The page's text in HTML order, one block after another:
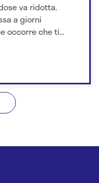
va ridotta.
a giorni
occorre che ti...